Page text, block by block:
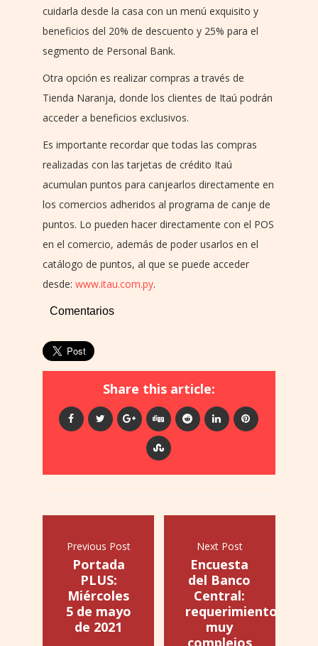
cuidarla desde la casa con un menú exquisito y
beneficios del 20% de descuento y 25% para el
segmento de Personal Bank.
Otra opción es realizar compras a través de
Tienda Naranja, donde los clientes de Itaú podrán
acceder a beneficios exclusivos.
Es importante recordar que todas las compras
realizadas con las tarjetas de crédito Itaú
acumulan puntos para canjearlos directamente en
los comercios adheridos al programa de canje de
puntos. Lo pueden hacer directamente con el POS
en el comercio, además de poder usarlos en el
catálogo de puntos, al que se puede acceder
desde: www.itau.com.py.
Comentarios
Share this article:
Previous Post
Portada
PLUS:
Miércoles
5 de mayo
de 2021
Next Post
Encuesta
del Banco
Central:
requerimientos
muy
complejos